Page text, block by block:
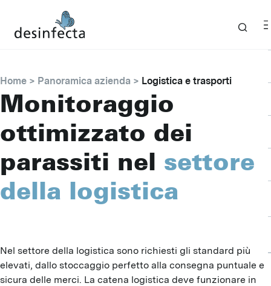
Home Panoramica azienda Logistica e trasporti
Monitoraggio
ottimizzato dei
parassiti nel settore
della logistica
Nel settore della logistica sono richiesti gli standard più
elevati, dallo stoccaggio perfetto alla consegna puntuale e
sicura delle merci. La catena logistica deve funzionare in